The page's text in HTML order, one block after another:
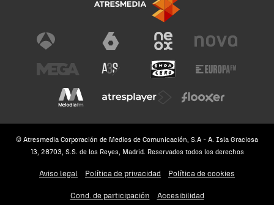
© Atresmedia Corporación de Medios de Comunicación, S.A - A. Isla Graciosa
13, 28703, S.S. de los Reyes, Madrid. Reservados todos los derechos
Aviso legal Política de privacidad Política de cookies
Cond. de participación Accesibilidad